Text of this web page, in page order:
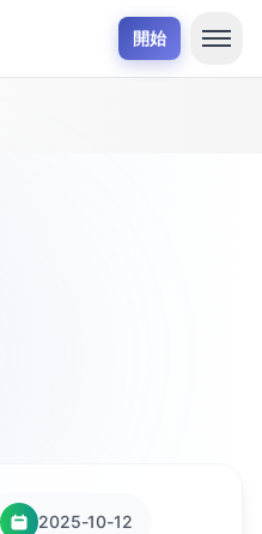
開始
2025-10-12